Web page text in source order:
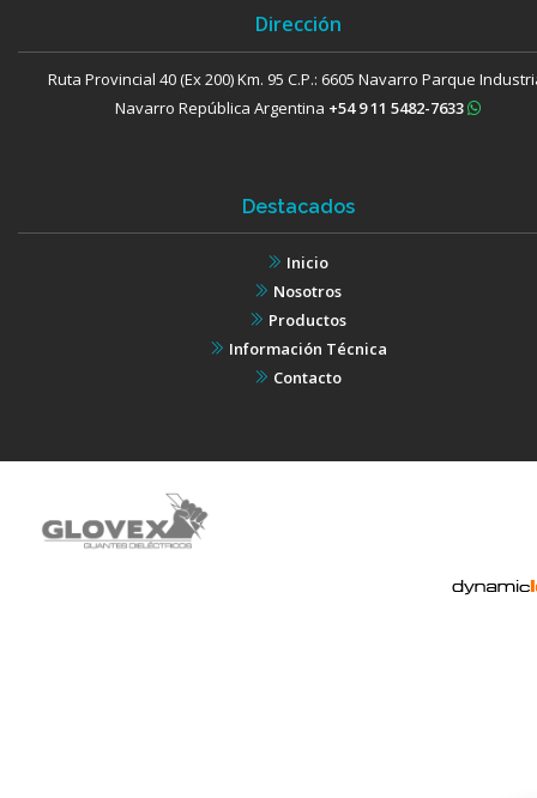
Dirección
Ruta Provincial 40 (Ex 200) Km. 95 C.P.: 6605 Navarro Parque
Navarro República Argentina +54 9 11 5482-7633
Destacados
Inicio
Nosotros
Productos
Información Técnica
Contacto